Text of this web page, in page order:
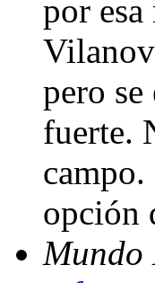
por
pero
fuerte.
opción
Mundo